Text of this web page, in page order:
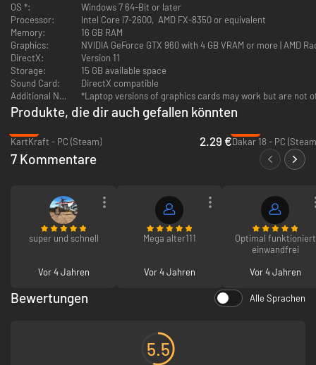
OS *:
Windows 7 64-Bit or later
Processor:
Intel Core i7-2600, AMD FX-8350 or equivalent
Memory:
16 GB RAM
Graphics:
NVIDIA GeForce GTX 960 with 4 GB VRAM or more | AMD
DirectX:
Version 11
Storage:
15 GB available space
Sound Card:
DirectX compatible
Additional Notes:
*Laptop versions of graphics cards may work but are not
Produkte, die dir auch gefallen könnten
KartKraft - PC (Steam)
2.29 €Dakar 18 - PC
7 Kommentare
super und schnell
Vor 4 Jahren
Mega alter111
Vor 4 Jahren
Optimal funktioniert
einwandfrei
Vor 4 Jahren
Bewertungen Alle Sprachen
5.5